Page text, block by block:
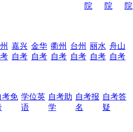
院
院
院
嘉兴
自考
金华
自考
衢州
自考
台州
自考
丽水
自考
舟山
自考
考免 学位英
语
自考助
学
自考报
名
自考答
疑